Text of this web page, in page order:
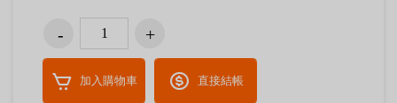
加入購物車 直接結帳